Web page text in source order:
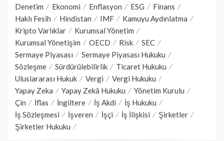
Denetim
Ekonomi Enflasyon ESG
Finans
Haklı Fesih
Hindistan IMF
Kamuyu Aydınlatma
Kripto Varlıklar
Kurumsal Yönetim
Kurumsal Yönetişim
OECD Risk
SEC
Sermaye Piyasası
Sermaye Piyasası Hukuku
Sözleşme
Sürdürülebilirlik
Ticaret Hukuku
Uluslararası Hukuk
Vergi
Vergi Hukuku
Yapay Zeka
Yapay Zekâ Hukuku
Yönetim Kurulu
Çin
İflas İngiltere İş Akdi
İş Hukuku
İş Sözleşmesi
İşveren İşçi İş İlişkisi
Şirketler
Şirketler Hukuku